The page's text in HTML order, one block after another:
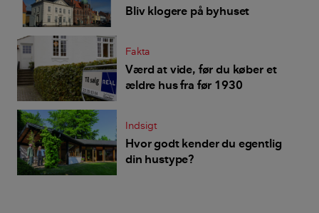
Bliv klogere på byhuset
Fakta
Værd at vide, før du køber et
ældre hus fra før 1930
Indsigt
Hvor godt kender du egentlig
din hustype?